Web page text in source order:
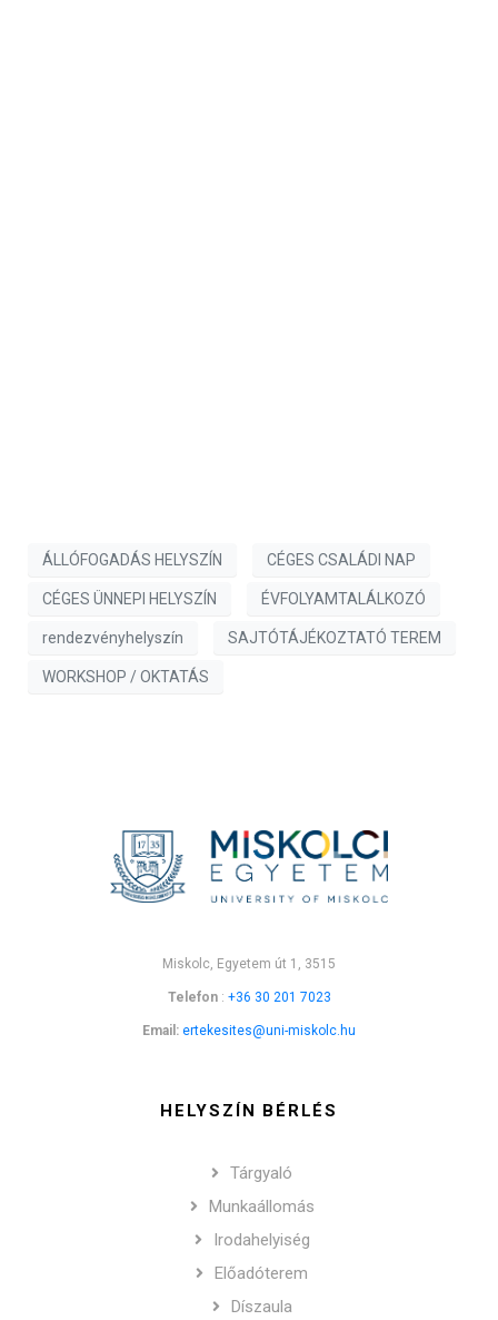
ÁLLÓFOGADÁS HELYSZÍN CÉGES CSALÁDI NAP
CÉGES ÜNNEPI HELYSZÍN ÉVFOLYAMTALÁLKOZÓ
rendezvényhelyszín SAJTÓTÁJÉKOZTATÓ TEREM
WORKSHOP / OKTATÁS
Miskolc, Egyetem út 1, 3515
Telefon: +36 30 201 7023
Email: ertekesites@uni-miskolc.hu
HELYSZÍN BÉRLÉS
Tárgyaló
Munkaállomás
Irodahelyiség
Előadóterem
Díszaula